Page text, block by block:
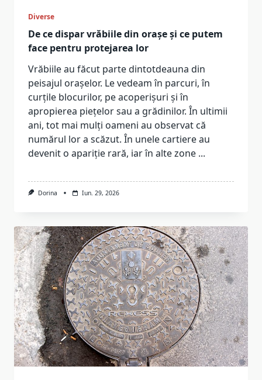
Diverse
De ce dispar vrăbiile din orașe și ce putem
face pentru protejarea lor
Vrăbiile au făcut parte dintotdeauna din
peisajul orașelor. Le vedeam în parcuri, în
curțile blocurilor, pe acoperișuri și în
apropierea piețelor sau a grădinilor. În ultimii
ani, tot mai mulți oameni au observat că
numărul lor a scăzut. În unele cartiere au
devenit o apariție rară, iar în alte zone ...
Dorina Iun. 29, 2026